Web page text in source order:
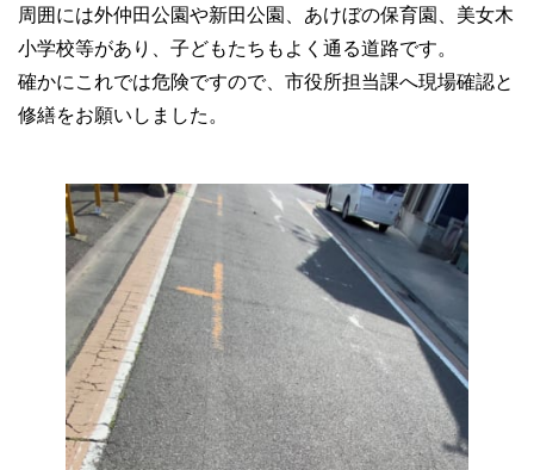
周囲には外仲田公園や新田公園、あけぼの保育園、美女木
小学校等があり、子どもたちもよく通る道路です。
確かにこれでは危険ですので、市役所担当課へ現場確認と
修繕をお願いしました。